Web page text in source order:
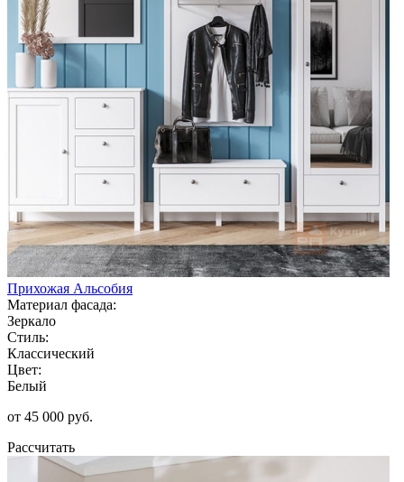
Прихожая Альсобия
Материал фасада:
Зеркало
Стиль:
Классический
Цвет:
Белый
от 45 000 руб.
Рассчитать